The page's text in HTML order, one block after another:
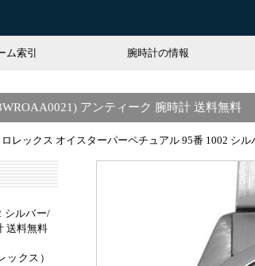
ム索引 腕時計の情報
アンティーク 腕時計 送料無料
ロレックス オイスターパーペチュアル 95番 1002 シ
シルバー/
送料無料
クス）